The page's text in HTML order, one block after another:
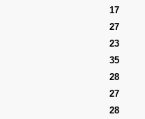
17
27
23
35
28
27
28